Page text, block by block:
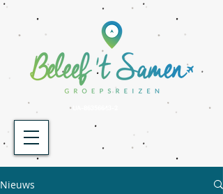
Nieuws